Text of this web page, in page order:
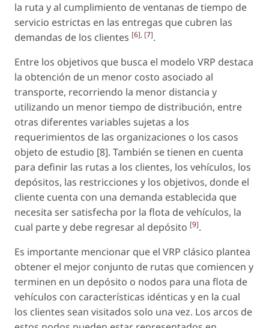
la ruta y al cumplimiento de ventanas de tiempo de
servicio estrictas en las entregas que cubren las
demandas de los clientes [6], [7].
Entre los objetivos que busca el modelo VRP destaca
la obtención de un menor costo asociado al
transporte, recorriendo la menor distancia y
utilizando un menor tiempo de distribución, entre
otras diferentes variables sujetas a los
requerimientos de las organizaciones o los casos
objeto de estudio [8]. También se tienen en cuenta
para definir las rutas a los clientes, los vehículos, los
depósitos, las restricciones y los objetivos, donde el
cliente cuenta con una demanda establecida que
necesita ser satisfecha por la flota de vehículos, la
cual parte y debe regresar al depósito [9].
Es importante mencionar que el VRP clásico plantea
obtener el mejor conjunto de rutas que comiencen y
terminen en un depósito o nodos para una flota de
vehículos con características idénticas y en la cual
los clientes sean visitados solo una vez. Los arcos de